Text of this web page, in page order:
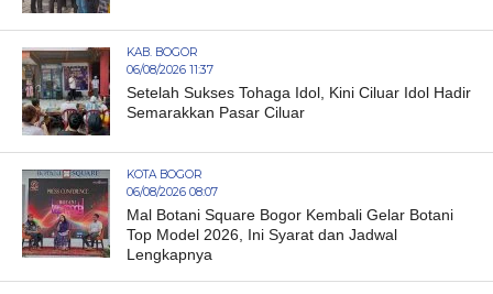
KAB. BOGOR
06/08/2026 11:37
Setelah Sukses Tohaga Idol, Kini Ciluar Idol Hadir
Semarakkan Pasar Ciluar
KOTA BOGOR
06/08/2026 08:07
Mal Botani Square Bogor Kembali Gelar Botani
Top Model 2026, Ini Syarat dan Jadwal
Lengkapnya